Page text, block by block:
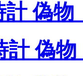
計 偽物
計 偽